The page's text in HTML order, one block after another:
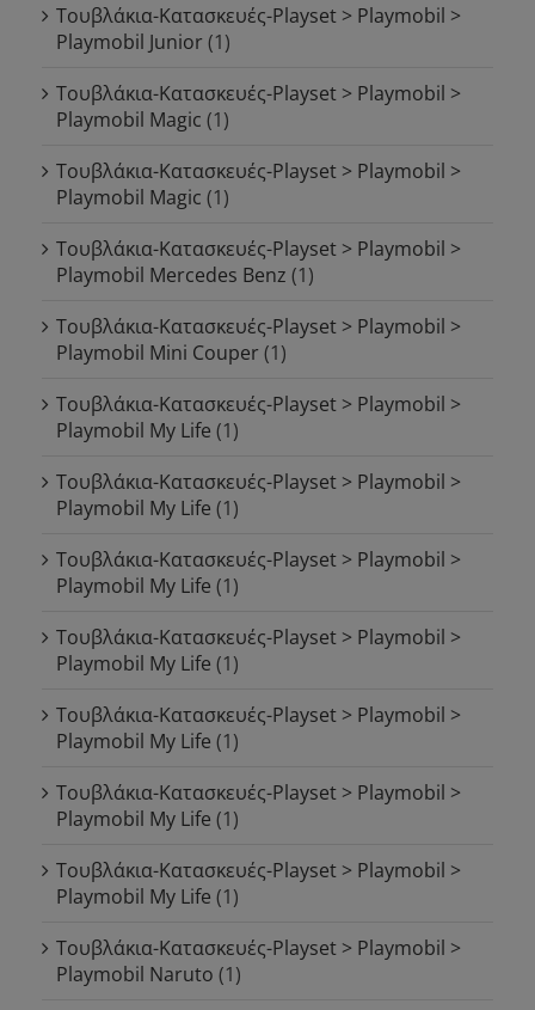
Τουβλάκια-Κατασκευές-Playset > Playmobil >
Playmobil Junior (1)
Τουβλάκια-Κατασκευές-Playset > Playmobil >
Playmobil Magic (1)
Τουβλάκια-Κατασκευές-Playset > Playmobil >
Playmobil Magic (1)
Τουβλάκια-Κατασκευές-Playset > Playmobil >
Playmobil Mercedes Benz (1)
Τουβλάκια-Κατασκευές-Playset > Playmobil >
Playmobil Mini Couper (1)
Τουβλάκια-Κατασκευές-Playset > Playmobil >
Playmobil My Life (1)
Τουβλάκια-Κατασκευές-Playset > Playmobil >
Playmobil My Life (1)
Τουβλάκια-Κατασκευές-Playset > Playmobil >
Playmobil My Life (1)
Τουβλάκια-Κατασκευές-Playset > Playmobil >
Playmobil My Life (1)
Τουβλάκια-Κατασκευές-Playset > Playmobil >
Playmobil My Life (1)
Τουβλάκια-Κατασκευές-Playset > Playmobil >
Playmobil My Life (1)
Τουβλάκια-Κατασκευές-Playset > Playmobil >
Playmobil My Life (1)
Τουβλάκια-Κατασκευές-Playset > Playmobil >
Playmobil Naruto (1)